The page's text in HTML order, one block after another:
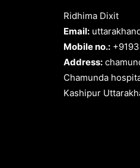
Ridhima Dixit
Email:
Mobile no.:
Address:
Chamunda
Kashipur